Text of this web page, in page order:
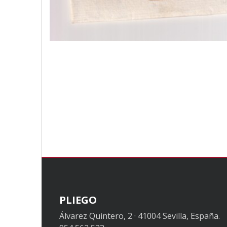
PLIEGO
Álvarez Quintero, 2 · 41004 Sevilla, España.